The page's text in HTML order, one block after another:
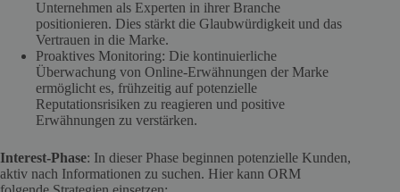
Unternehmen als Experten in ihrer Branche
positionieren. Dies stärkt die Glaubwürdigkeit und das
Vertrauen in die Marke.
Proaktives Monitoring: Die kontinuierliche
Überwachung von Online-Erwähnungen der Marke
ermöglicht es, frühzeitig auf potenzielle
Reputationsrisiken zu reagieren und positive
Erwähnungen zu verstärken.
Interest-Phase: In dieser Phase beginnen potenzielle Kunden,
aktiv nach Informationen zu suchen. Hier kann ORM